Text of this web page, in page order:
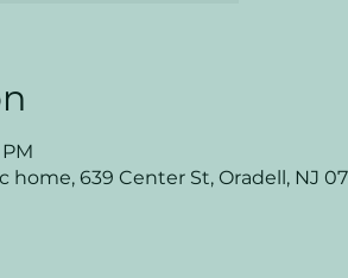
639 Center St, Oradell, NJ